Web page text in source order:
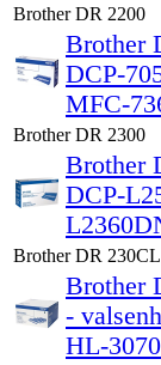
Brother DR 2200
Brother
DCP-
MFC-
Brother DR 2300
Brother
DCP-
Brother DR 230CL
Brother
-
HL-